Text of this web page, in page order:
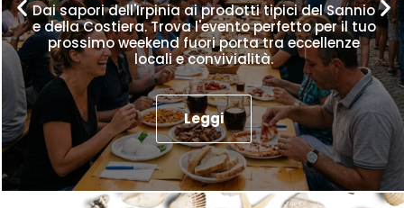
Dai sapori dell'Irpinia ai prodotti tipici del Sannio
e della Costiera. Trova l'evento perfetto per il tuo
prossimo weekend fuori porta tra eccellenze
locali e convivialità.
Leggi